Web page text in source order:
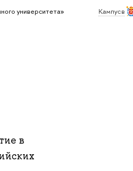
Кампус в
университета»
в